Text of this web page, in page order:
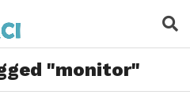
"monitor"